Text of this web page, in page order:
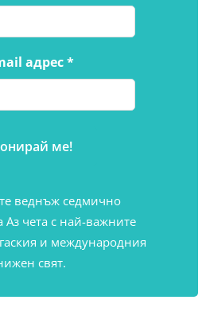
адрес*
веднъж седмично
чета с най-важните
и международния
свят.